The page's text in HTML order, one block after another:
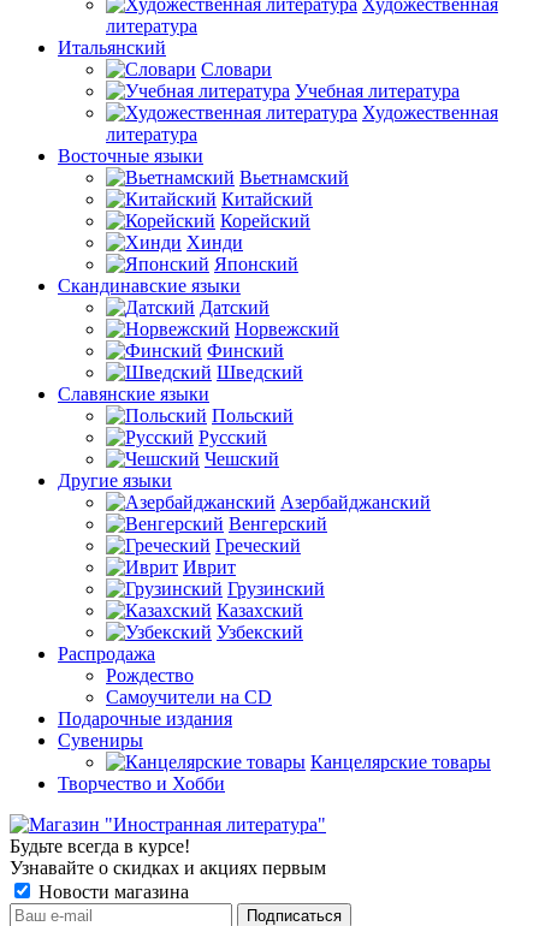
литература
Итальянский
Словари
Учебная литература
Художественная
литература
Восточные языки
Вьетнамский
Китайский
Корейский
Хинди
Японский
Скандинавские языки
Датский
Норвежский
Финский
Шведский
Славянские языки
Польский
Русский
Чешский
Другие языки
Азербайджанский
Венгерский
Греческий
Иврит
Грузинский
Казахский
Узбекский
Распродажа
Рождество
Самоучители на CD
Подарочные издания
Сувениры
Канцелярские товары
Творчество и Хобби
Будьте всегда в курсе!
Узнавайте о скидках и акциях первым
Новости магазина